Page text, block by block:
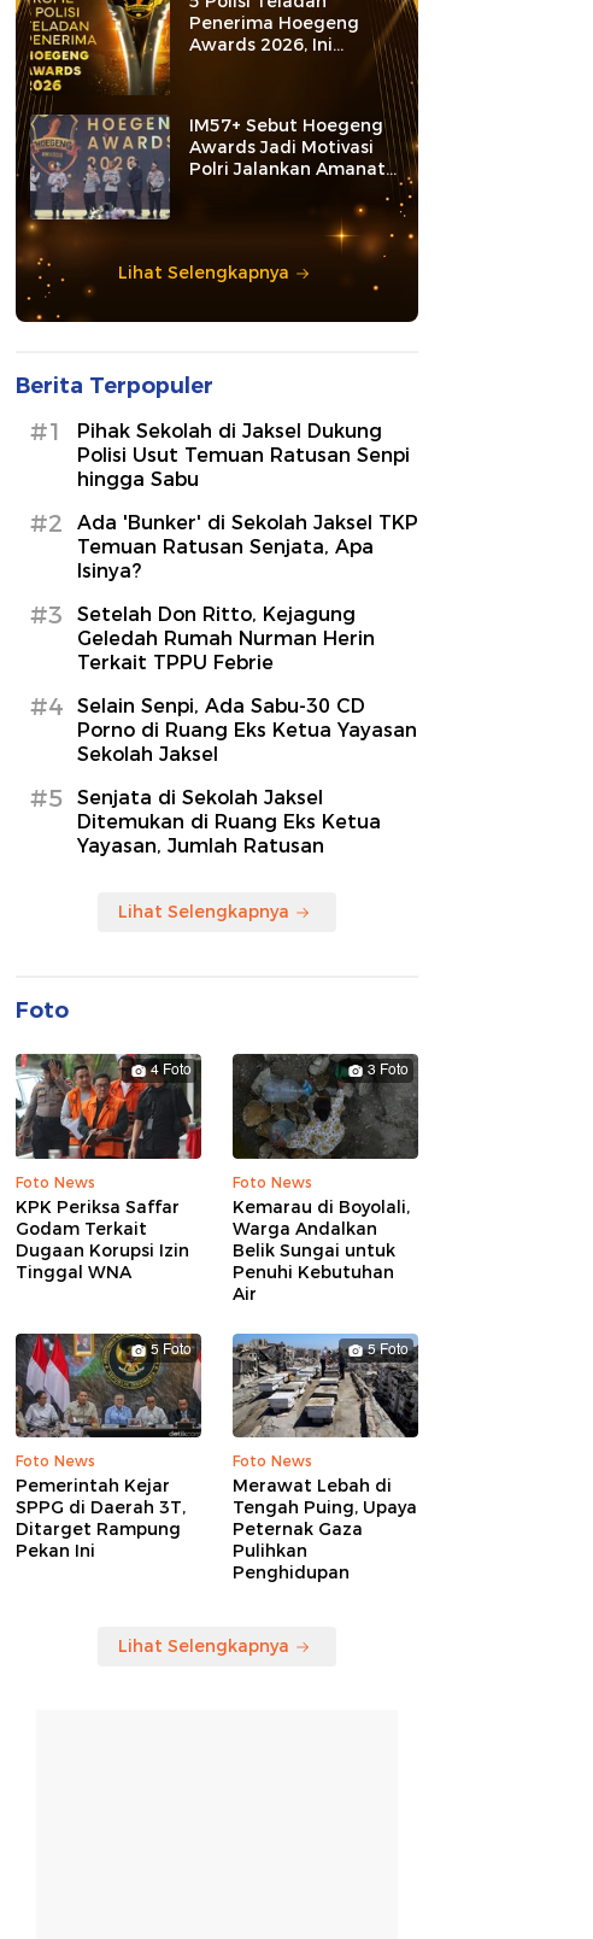
Penerima Hoegeng
Awards 2026, Ini
Kategori dan Kiprahnya
IM57+ Sebut Hoegeng
Awards Jadi Motivasi
Polri Jalankan Amanat
Lihat Selengkapnya
Berita Terpopuler
#1
Pihak Sekolah di Jaksel Dukung
Polisi Usut Temuan Ratusan Senpi
hingga Sabu
#2
Ada 'Bunker' di Sekolah Jaksel TKP
Temuan Ratusan Senjata, Apa
Isinya?
#3
Setelah Don Ritto, Kejagung
Geledah Rumah Nurman Herin
Terkait TPPU Febrie
#4
Selain Senpi, Ada Sabu-30 CD
Porno di Ruang Eks Ketua Yayasan
Sekolah Jaksel
#5
Senjata di Sekolah Jaksel
Ditemukan di Ruang Eks Ketua
Yayasan, Jumlah Ratusan
Lihat Selengkapnya
Foto
4 Foto
Foto News
KPK Periksa Saffar
Godam Terkait
Dugaan Korupsi Izin
Tinggal WNA
3 Foto
Foto News
Kemarau di Boyolali,
Warga Andalkan
Belik Sungai untuk
Penuhi Kebutuhan
Air
5 Foto
Foto News
Pemerintah Kejar
SPPG di Daerah 3T,
Ditarget Rampung
Pekan Ini
5 Foto
Foto News
Merawat Lebah di
Tengah Puing, Upaya
Peternak Gaza
Pulihkan
Penghidupan
Lihat Selengkapnya